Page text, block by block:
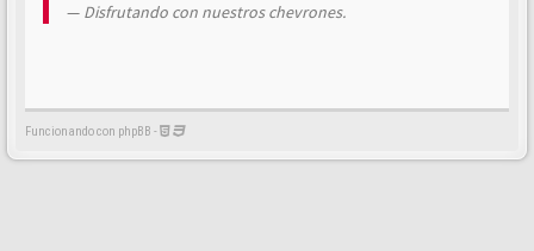
Disfrutando con nuestros chevrones.
Funcionando con phpBB -